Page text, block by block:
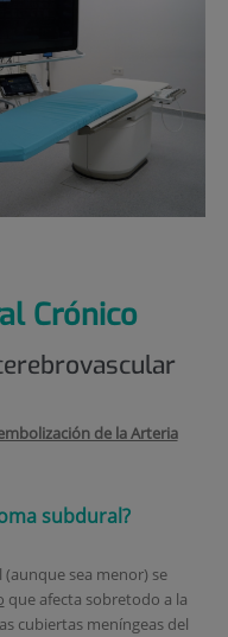
Crónico
de la Arteria
subdural?
sea menor) se
que afecta sobretodo a la
cubiertas meníngeas del